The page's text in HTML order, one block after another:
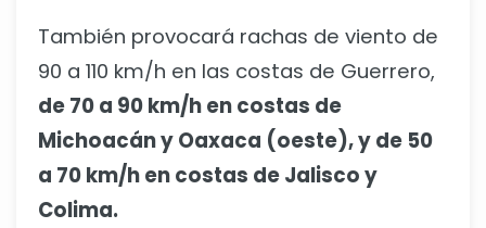
También provocará rachas de viento de
90 a 110 km/h en las costas de Guerrero,
de 70 a 90 km/h en costas de
Michoacán y Oaxaca (oeste), y de 50
a 70 km/h en costas de Jalisco y
Colima.